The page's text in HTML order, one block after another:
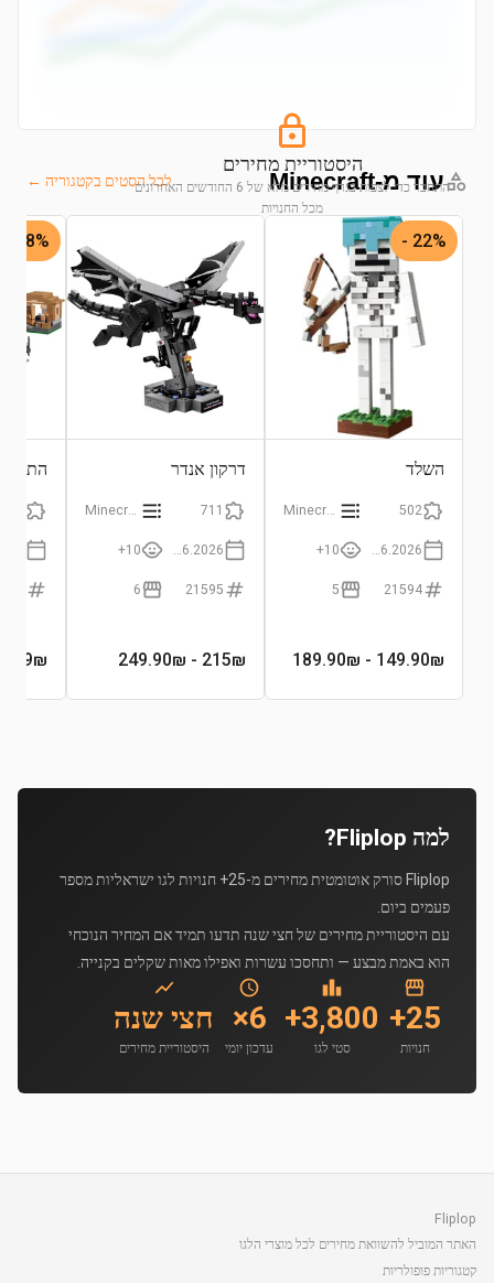
היסטוריית מחירים
התחבר כדי לצפות בגרף מחירים מלא של 6 החודשים האחרונים
מכל החנויות
התחבר לצפייה בגרף
עוד מ-Minecraft לכל הסטים בקטגוריה ←
22% -
השלד
502
10+
21594
5
149.90₪
- 189.90₪
דרקון אנדר
711
10+
21595
6
215₪
- 249.90₪
28% -
289₪
למה Fliplop?
Fliplop סורק אוטומטית מחירים מ-25+ חנויות לגו ישראליות מספר
פעמים ביום.
עם היסטוריית מחירים של חצי שנה תדעו תמיד אם המחיר הנוכחי
הוא באמת מבצע — ותחסכו עשרות ואפילו מאות שקלים בקנייה.
25+
חנויות
3,800+
סטי לגו
6×
עדכון יומי
חצי שנה
היסטוריית מחירים
Fliplop
האתר המוביל להשוואת מחירים לכל מוצרי הלגו
קטגוריות פופולריות